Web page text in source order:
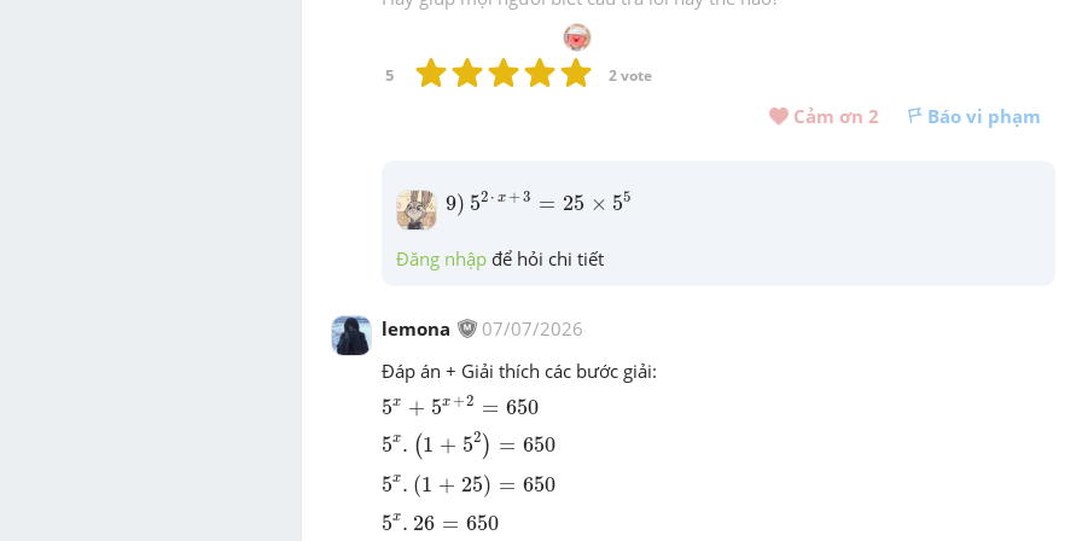
5 2 vote
Cảm ơn 2 Báo vi phạm
9)
9) 52 ⋅ x + 3
52⋅x+3 =
= 25 ×
25 × 55
55
Đăng nhập để hỏi chi tiết
lemona
07/07/2026
Đáp án + Giải thích các bước giải:
5x + 5x +2 = 650
5x +5 x+2= 650
5x. (1 + 52 ) = 650
5x 1+ 5 2)=650
5x. (1 + 25) = 650
5x (1 25)=650
5x. 26 = 650
5x 26 650